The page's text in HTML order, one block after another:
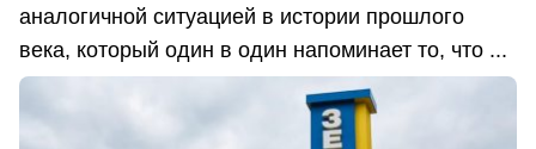
аналогичной ситуацией в истории прошлого
века, который один в один напоминает то, что ...